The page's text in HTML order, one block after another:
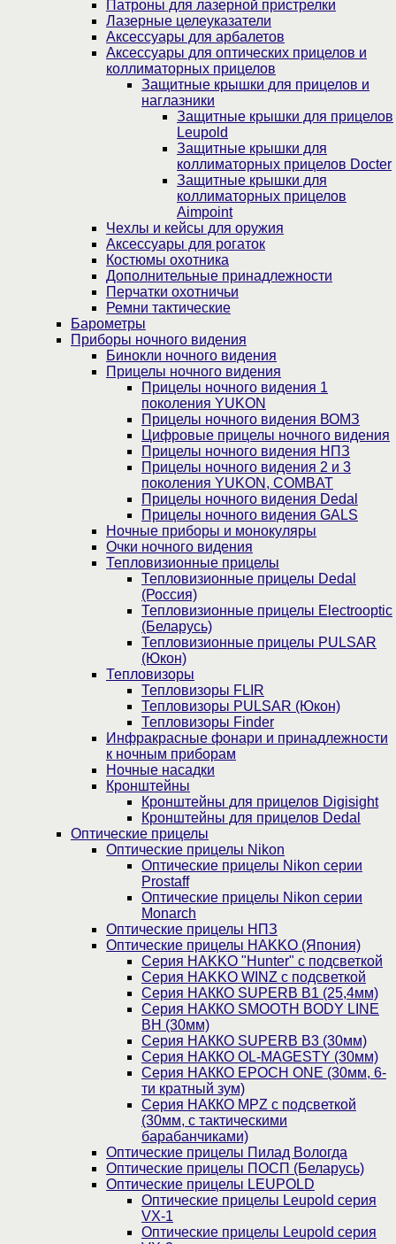
Патроны для лазерной пристрелки
Лазерные целеуказатели
Аксессуары для арбалетов
Аксессуары для оптических прицелов и
коллиматорных прицелов
Защитные крышки для прицелов и
наглазники
Защитные крышки для прицелов
Leupold
Защитные крышки для
коллиматорных прицелов Docter
Защитные крышки для
коллиматорных прицелов
Aimpoint
Чехлы и кейсы для оружия
Аксессуары для рогаток
Костюмы охотника
Дополнительные принадлежности
Перчатки охотничьи
Ремни тактические
Барометры
Приборы ночного видения
Бинокли ночного видения
Прицелы ночного видения
Прицелы ночного видения 1
поколения YUKON
Прицелы ночного видения ВОМЗ
Цифровые прицелы ночного видения
Прицелы ночного видения НПЗ
Прицелы ночного видения 2 и 3
поколения YUKON, COMBAT
Прицелы ночного видения Dedal
Прицелы ночного видения GALS
Ночные приборы и монокуляры
Очки ночного видения
Тепловизионные прицелы
Тепловизионные прицелы Dedal
(Россия)
Тепловизионные прицелы Electrooptic
(Беларусь)
Тепловизионные прицелы PULSAR
(Юкон)
Тепловизоры
Тепловизоры FLIR
Тепловизоры PULSAR (Юкон)
Тепловизоры Finder
Инфракрасные фонари и принадлежности
к ночным приборам
Ночные насадки
Кронштейны
Кронштейны для прицелов Digisight
Кронштейны для прицелов Dedal
Оптические прицелы
Оптические прицелы Nikon
Оптические прицелы Nikon серии
Prostaff
Оптические прицелы Nikon серии
Monarch
Оптические прицелы НПЗ
Оптические прицелы HAKKO (Япония)
Cерия HAKKO "Hunter" с подсветкой
Серия НAKKO WINZ с подсветкой
Серия НАККО SUPERB B1 (25,4мм)
Серия НАККО SMOOTH BODY LINE
BH (30мм)
Серия НАККО SUPERB B3 (30мм)
Серия НАККО OL-MAGESTY (30мм)
Серия НАККО EPOCH ONE (30мм, 6-
ти кратный зум)
Серия НАККО MPZ с подсветкой
(30мм, c тактическими
барабанчиками)
Оптические прицелы Пилад Вологда
Оптические прицелы ПОСП (Беларусь)
Оптические прицелы LEUPOLD
Оптические прицелы Leupold серия
VX-1
Оптические прицелы Leupold серия